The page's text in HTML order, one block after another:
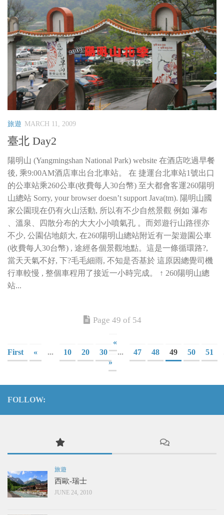
旅遊 MARCH 11, 2009
臺北 Day2
陽明山 (Yangmingshan National Park) website 在酒店吃過早餐
後, 乘9:00AM酒店車出台北車站。 在 捷運台北車站1號出口
的公車站乘260公車(收費每人30台幣) 至大都會客運260陽明
山總站 Sorry, your browser doesn’t support Java(tm). 陽明山國
家公園現在仍有火山活動, 所以有不少自然景觀 例如 瀑布
、溫泉、四散分布的大大小小噴氣孔 。而郊遊行山路徑亦
不少, 公園佔地頗大, 在260陽明山總站附近有一架遊園公車
(收費每人30台幣) , 途經各個景觀地點。這是一條循環路?,
當天天氣不好, 下?毛毛細雨, 不知是否基於 這原因總覺司機
行車較慢 , 整個車程用了接近一小時完成。 ↑ 260陽明山總
站...
Page 49 of 54
«
First
« ... 10 20 30 ... 47 48 49 50 51
»
FOLLOW:
旅遊
西歐-瑞士
JUNE 24, 2010